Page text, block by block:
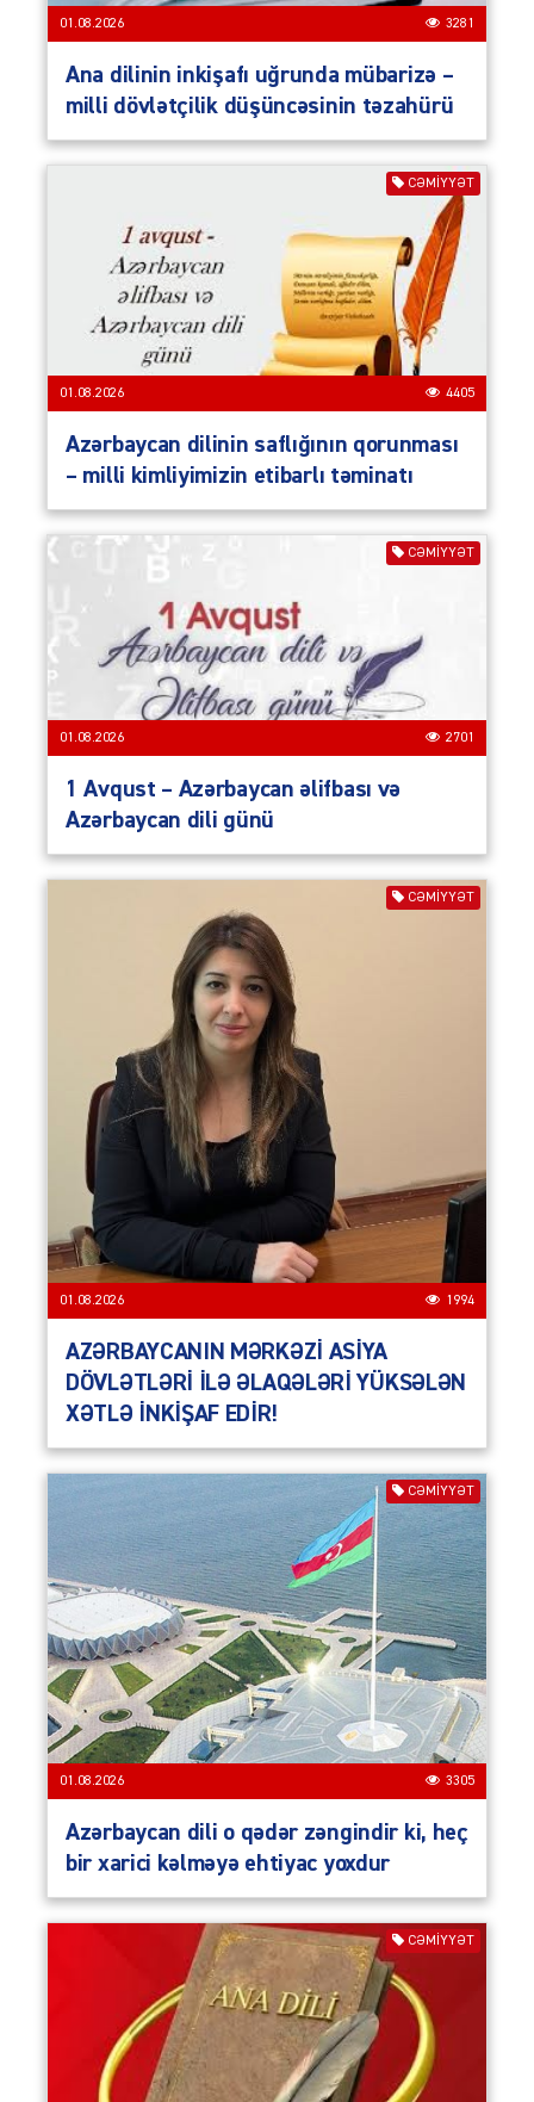
01.08.2026 3281
Ana dilinin inkişafı uğrunda mübarizə –
milli dövlətçilik düşüncəsinin təzahürü
CƏMIYYƏT
01.08.2026 4405
Azərbaycan dilinin saflığının qorunması
– milli kimliyimizin etibarlı təminatı
CƏMIYYƏT
01.08.2026 2701
1 Avqust – Azərbaycan əlifbası və
Azərbaycan dili günü
CƏMIYYƏT
01.08.2026 1994
AZƏRBAYCANIN MƏRKƏZİ ASİYA
DÖVLƏTLƏRİ İLƏ ƏLAQƏLƏRİ YÜKSƏLƏN
XƏTLƏ İNKİŞAF EDİR!
CƏMIYYƏT
01.08.2026 3305
Azərbaycan dili o qədər zəngindir ki, heç
bir xarici kəlməyə ehtiyac yoxdur
CƏMIYYƏT